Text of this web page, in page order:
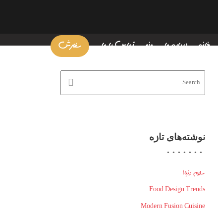
سفارش خانه درباره ما منو تماس با ما
نوشته‌های تازه
سلام دنیا!
Food Design Trends
Modern Fusion Cuisine